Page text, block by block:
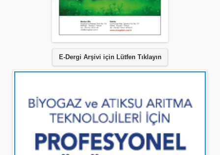
E-Dergi Arşivi için Lütfen Tıklayın